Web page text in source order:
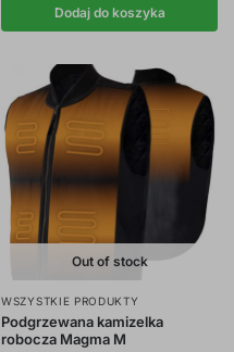
Dodaj do koszyka
Out of stock
WSZYSTKIE PRODUKTY
Podgrzewana kamizelka
robocza Magma M